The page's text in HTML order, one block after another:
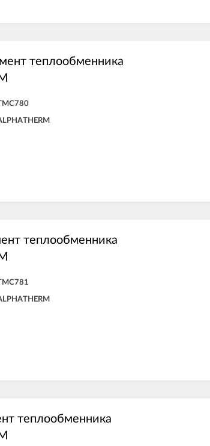
теплообменника
теплообменника
теплообменника